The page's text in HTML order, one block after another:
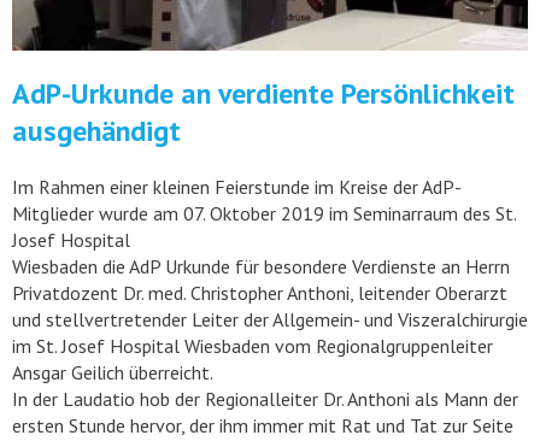
AdP-Urkunde an verdiente Persönlichkeit
ausgehändigt
Im Rahmen einer kleinen Feierstunde im Kreise der AdP-
Mitglieder wurde am 07. Oktober 2019 im Seminarraum des St.
Josef Hospital
Wiesbaden die AdP Urkunde für besondere Verdienste an Herrn
Privatdozent Dr. med. Christopher Anthoni, leitender Oberarzt
und stellvertretender Leiter der Allgemein- und Viszeralchirurgie
im St. Josef Hospital Wiesbaden vom Regionalgruppenleiter
Ansgar Geilich überreicht.
In der Laudatio hob der Regionalleiter Dr. Anthoni als Mann der
ersten Stunde hervor, der ihm immer mit Rat und Tat zur Seite